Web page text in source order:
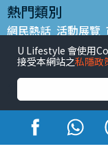
熱門類別
網民熱話 活動展覽
銅鑼灣好去處 元朗
餐廳情報 戶外郊遊
熱門標籤
#UGO搵好去處 #人
#親子玩樂好去處
#UJetso禮物放送
U Lifestyle 會使用
接受本網站之私隱政